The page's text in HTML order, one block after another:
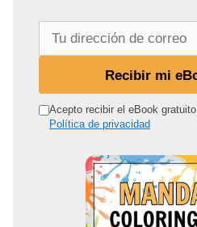
r
Recibir mi
Acepto recibir el eBook
Política de privacidad